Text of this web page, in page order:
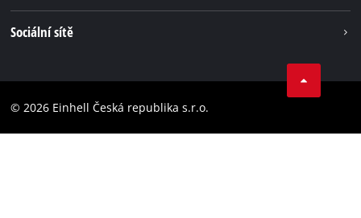
Bezúhlíková energie
Einhell celosvětově
Prohlášení o přístupnosti
Sociální sítě
Instagram
© 2026 Einhell Česká republika s.r.o.